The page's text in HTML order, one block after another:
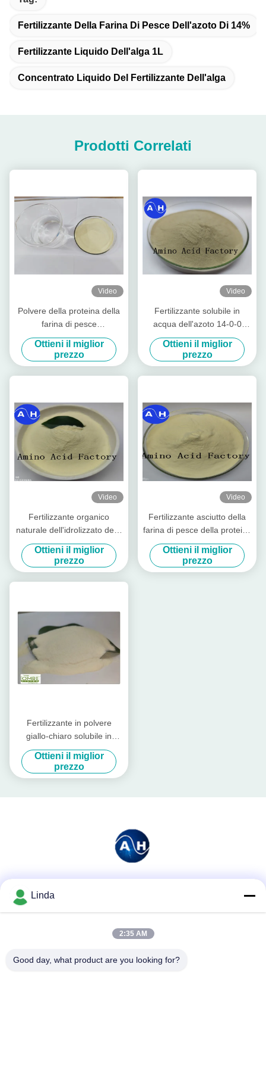
Fertilizzante Della Farina Di Pesce Dell'azoto Di 14%
Fertilizzante Liquido Dell'alga 1L
Concentrato Liquido Del Fertilizzante Dell'alga
Prodotti Correlati
Video
Polvere della proteina della
farina di pesce
dell'idrolizzato 80% estratta
dalla borsa 50lb del
merluzzo (15-1-1)
Ottieni il miglior
prezzo
Video
Fertilizzante solubile in
acqua dell'azoto 14-0-0
enzimatico animale della
polvere dell'aminoacido della
proteina
Ottieni il miglior
prezzo
Video
Fertilizzante organico
naturale dell'idrolizzato della
polvere della proteina di
pesce
Ottieni il miglior
prezzo
Video
Fertilizzante asciutto della
farina di pesce della proteina
pura estratto dall'idrolizzato
del merluzzo
Ottieni il miglior
prezzo
Fertilizzante in polvere
giallo-chiaro solubile in
acqua della proteina di
pesce con l'aminoacido di
80%
Ottieni il miglior
prezzo
Linda
2:35 AM
Good day, what product are you looking for?